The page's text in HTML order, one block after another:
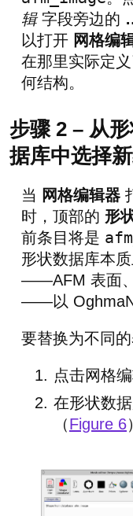
辑字段旁边的
以打开 网格编
在那里实际定
何结构。
步骤 2 – 从
据库中选择
当 网格编辑器
时，顶部的 形
前条目将是
形状数据库本
——AFM 表面
——以
要替换为不同的
点击网格
在形状数
（Figure 6